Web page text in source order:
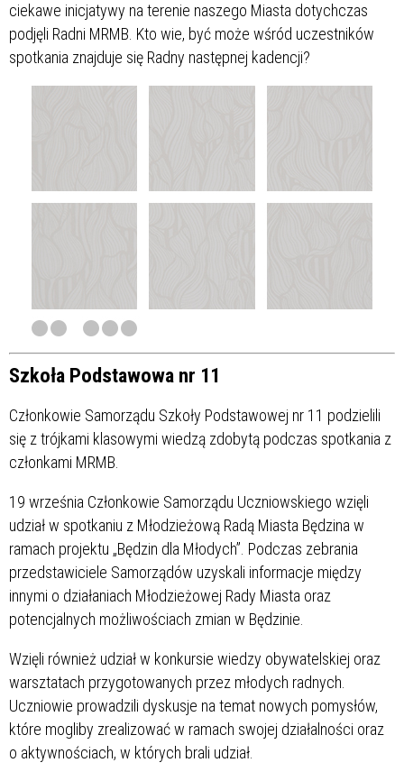
ciekawe inicjatywy na terenie naszego Miasta dotychczas
podjęli Radni MRMB. Kto wie, być może wśród uczestników
spotkania znajduje się Radny następnej kadencji?
Szkoła Podstawowa nr 11
Członkowie Samorządu Szkoły Podstawowej nr 11 podzielili
się z trójkami klasowymi wiedzą zdobytą podczas spotkania z
członkami MRMB.
19 września Członkowie Samorządu Uczniowskiego wzięli
udział w spotkaniu z Młodzieżową Radą Miasta Będzina w
ramach projektu „Będzin dla Młodych”. Podczas zebrania
przedstawiciele Samorządów uzyskali informacje między
innymi o działaniach Młodzieżowej Rady Miasta oraz
potencjalnych możliwościach zmian w Będzinie.
Wzięli również udział w konkursie wiedzy obywatelskiej oraz
warsztatach przygotowanych przez młodych radnych.
Uczniowie prowadzili dyskusje na temat nowych pomysłów,
które mogliby zrealizować w ramach swojej działalności oraz
o aktywnościach, w których brali udział.